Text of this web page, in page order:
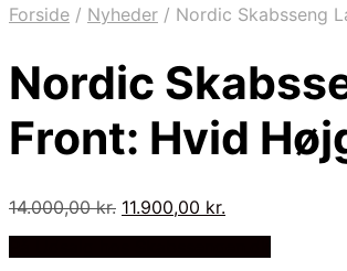
Forside / Nyheder / Nordic Skabsseng
Nordic
Front: Hvid
14.000,00kr. Den
11.900,00 kr.